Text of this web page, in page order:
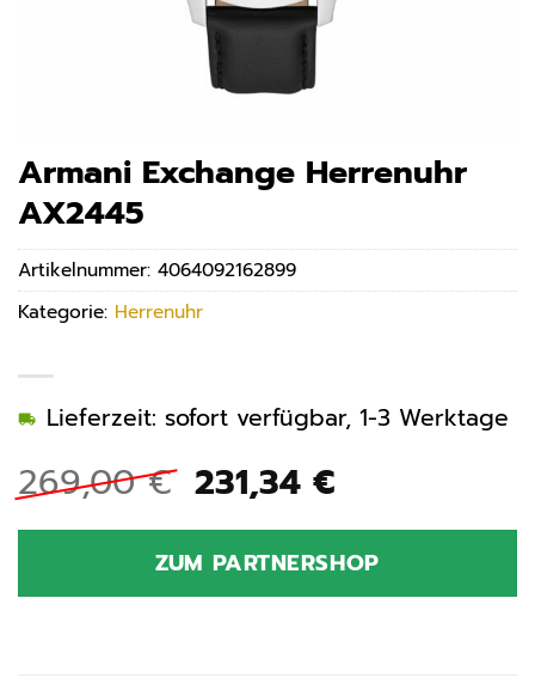
Armani Exchange Herrenuhr
AX2445
269,00€ Ursprünglicher
Preis
war:
269,00 €
231,34 €Aktueller
ist:
231,34 €.
Lieferzeit: sofort verfügbar, 1-3 Werktage
ZUM PARTNERSHOP
Artikelnummer: 4064092162899
Kategorie: Herrenuhr